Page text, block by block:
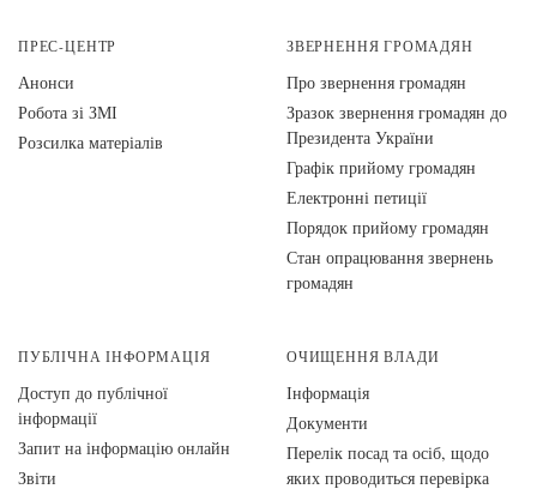
ПРЕС-ЦЕНТР
Анонси
Робота зі ЗМІ
Розсилка матеріалів
ЗВЕРНЕННЯ ГРОМАДЯН
Про звернення громадян
Зразок звернення громадян до
Президента України
Графік прийому громадян
Електронні петиції
Порядок прийому громадян
Стан опрацювання звернень
громадян
ПУБЛІЧНА ІНФОРМАЦІЯ
Доступ до публічної
інформації
Запит на інформацію онлайн
Звіти
ОЧИЩЕННЯ ВЛАДИ
Інформація
Документи
Перелік посад та осіб, щодо
яких проводиться перевірка